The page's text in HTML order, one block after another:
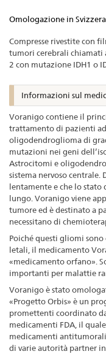
Voranigo®
Omologazione in
Compresse rivestite con
tumori cerebrali
2 con mutazione IDH1 o
Informazioni sul
Voranigo contiene il
trattamento di pazienti
oligodendroglioma di
mutazioni nei geni
Astrocitomi e
sistema nervoso centrale.
lentamente e che lo
lungo. Voranigo viene
tumore ed è destinato a
necessitano di
Poiché questi gliomi
letali, il medicamento
«medicamento orfano».
importanti per malattie
Voranigo è stato
«Progetto Orbis» è un
promettenti coordinato
medicamenti FDA, il
medicamenti
di varie autorità partner